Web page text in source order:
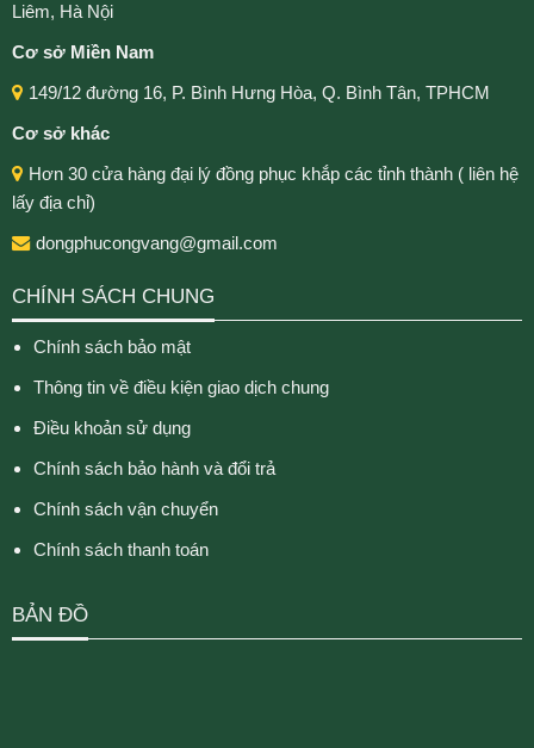
Liêm, Hà Nội
Cơ sở Miền Nam
149/12 đường 16, P. Bình Hưng Hòa, Q. Bình Tân, TPHCM
Cơ sở khác
Hơn 30 cửa hàng đại lý đồng phục khắp các tỉnh thành ( liên hệ
lấy địa chỉ)
dongphucongvang@gmail.com
CHÍNH SÁCH CHUNG
Chính sách bảo mật
Thông tin về điều kiện giao dịch chung
Điều khoản sử dụng
Chính sách bảo hành và đổi trả
Chính sách vận chuyển
Chính sách thanh toán
BẢN ĐỒ